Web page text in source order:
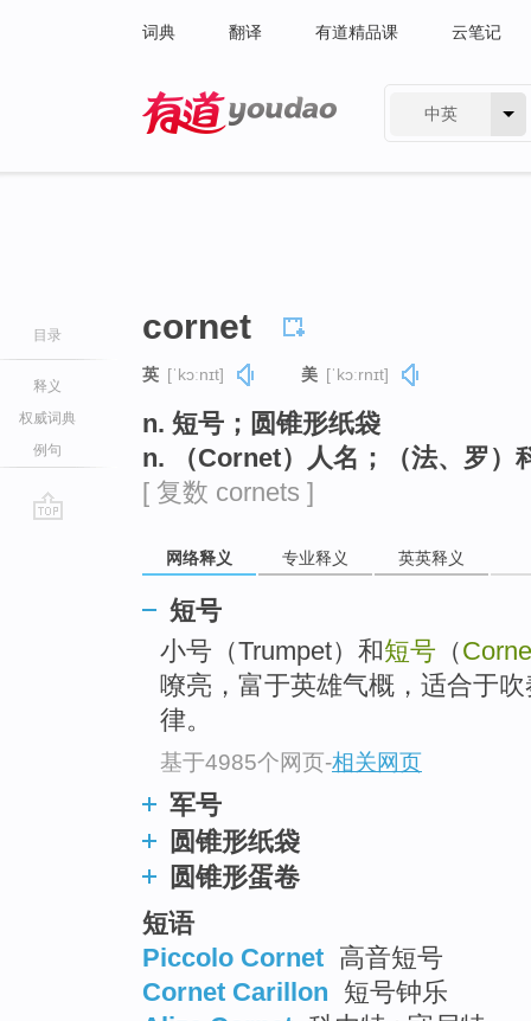
词典 翻译 有道精品课 云笔记
中英
目录
释义
权威词典
例句
cornet
英 [ˈkɔːnɪt] 美 [ˈkɔːrnɪt]
n. 短号；圆锥形纸袋
n. （Cornet）人名；（法、罗）
[ 复数 cornets ]
网络释义 专业释义 英英释义
短号
小号（Trumpet）和短号 （
嘹亮，富于英雄气概，适合于
律。
基于4985个网页-相关网页
军号
圆锥形纸袋
圆锥形蛋卷
短语
Piccolo Cornet 高音短号
Cornet Carillon 短号钟乐